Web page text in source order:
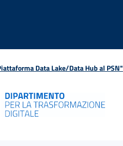
Data Lake/Data Hub al PSN"